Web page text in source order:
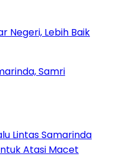
Negeri, Lebih Baik
Lintas Samarinda
Atasi Macet